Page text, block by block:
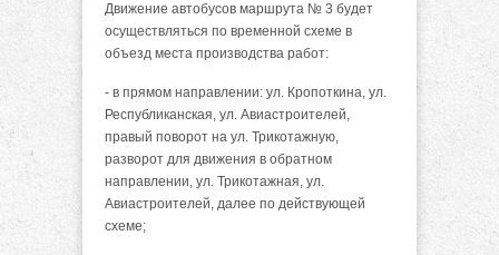
Движение автобусов маршрута № 3 будет
осуществляться по временной схеме в
объезд места производства работ:
- в прямом направлении: ул. Кропоткина, ул.
Республиканская, ул. Авиастроителей,
правый поворот на ул. Трикотажную,
разворот для движения в обратном
направлении, ул. Трикотажная, ул.
Авиастроителей, далее по действующей
схеме;